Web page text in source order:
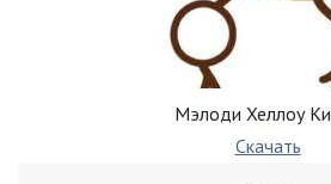
Мэлоди Хеллоу
Скачать